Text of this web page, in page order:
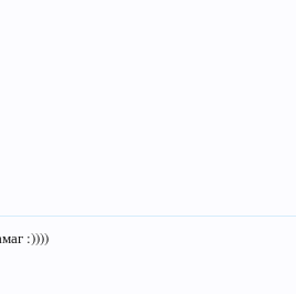
:))))